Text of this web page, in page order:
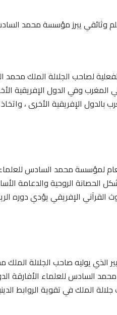
وثائقي يبرز مؤسسة محمد السادس
لصاحب الجلالة الملك
وفي الدول الإفريقية
بالدول الإفريقية الأخرى ،
لمؤسسة محمد السادس
الروحية والدعامة
القرآني الإفريقي يؤدي دوره
الذي يوليه صاحب الجلالة
محمد السادس للعلماء الأفارقة
الملك في تقوية الروابط